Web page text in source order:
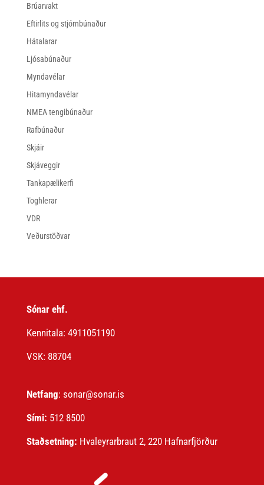
Brúarvakt
Eftirlits og stjórnbúnaður
Hátalarar
Ljósabúnaður
Myndavélar
Hitamyndavélar
NMEA tengibúnaður
Rafbúnaður
Skjáir
Skjáveggir
Tankapælikerfi
Toghlerar
VDR
Veðurstöðvar
Sónar ehf.
Kennitala: 4911051190
VSK: 88704
Netfang: sonar@sonar.is
Sími: 512 8500
Staðsetning: Hvaleyrarbraut 2, 220 Hafnarfjörður